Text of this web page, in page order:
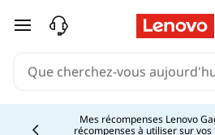
passer au contenu principal
Mes récompenses Lenovo
récompenses à utiliser sur